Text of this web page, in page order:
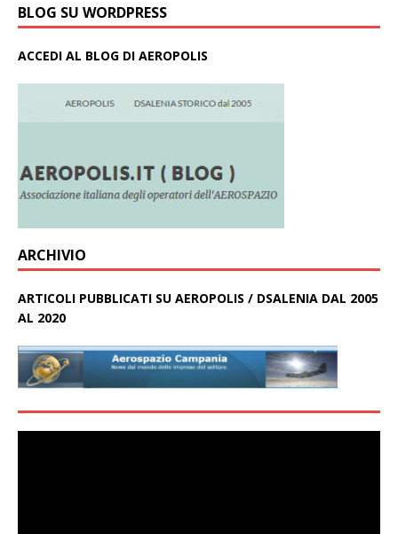
BLOG SU WORDPRESS
ACCEDI AL BLOG DI AEROPOLIS
ARCHIVIO
ARTICOLI PUBBLICATI SU AEROPOLIS / DSALENIA DAL 2005
AL 2020